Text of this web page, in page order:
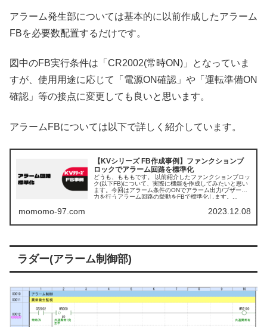
アラーム発生部については基本的に以前作成したアラーム
FBを必要数配置するだけです。
図中のFB実行条件は「CR2002(常時ON)」となっていま
すが、使用用途に応じて「電源ON確認」や「運転準備ON
確認」等の接点に変更しても良いと思います。
アラームFBについては以下で詳しく紹介しています。
【KVシリーズ FB作成事例】ファンクションブ
ロックでアラーム回路を標準化
どうも、もももです。 以前紹介したファンクションブロッ
ク(以下FB)について、実際に機能を作成してみたいと思い
ます。今回はアラーム条件のONでアラーム出力/ブザー出
力を行うアラーム回路の挙動をFBで標準化します。...
momomo-97.com 2023.12.08
ラダー(アラーム制御部)